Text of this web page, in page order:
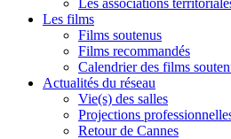
Les associations
Les films
Films soutenus
Films recommandés
Calendrier des films
Actualités du réseau
Vie(s) des salles
Projections
Retour de Cannes